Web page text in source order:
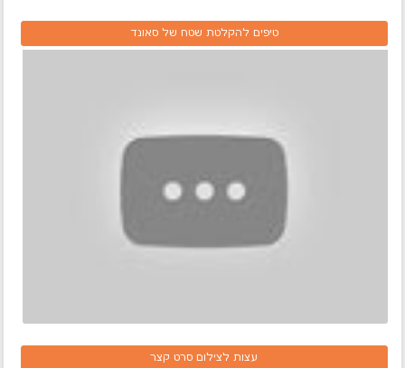
טיפים להקלטת שטח של סאונד
עצות לצילום סרט קצר